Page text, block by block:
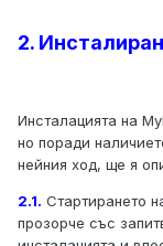
2.
Инсталацията на
но поради
нейния ход, ще я
2.1. Стартирането
прозорче със